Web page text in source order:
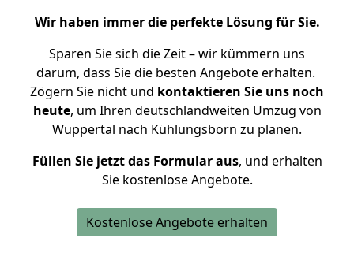
Wir haben immer die perfekte Lösung für Sie.
Sparen Sie sich die Zeit – wir kümmern uns
darum, dass Sie die besten Angebote erhalten.
Zögern Sie nicht und kontaktieren Sie uns noch
heute, um Ihren deutschlandweiten Umzug von
Wuppertal nach Kühlungsborn zu planen.
Füllen Sie jetzt das Formular aus, und erhalten
Sie kostenlose Angebote.
Kostenlose Angebote erhalten